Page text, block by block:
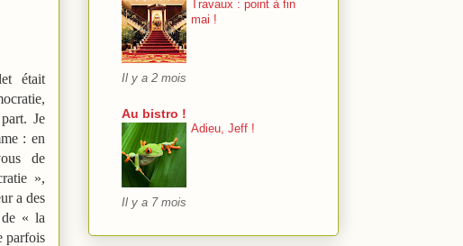
était
Je
: en
de
»,
a des
de « la
parfois
Travaux : point à fin
mai !
Il y a 2 mois
Au bistro !
Adieu, Jeff !
Il y a 7 mois